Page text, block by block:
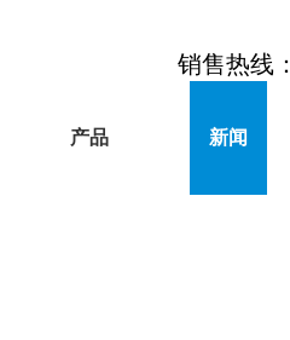
销售热线：
产品 新闻